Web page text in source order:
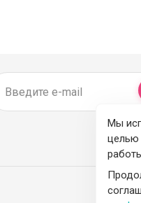
Мы
целью